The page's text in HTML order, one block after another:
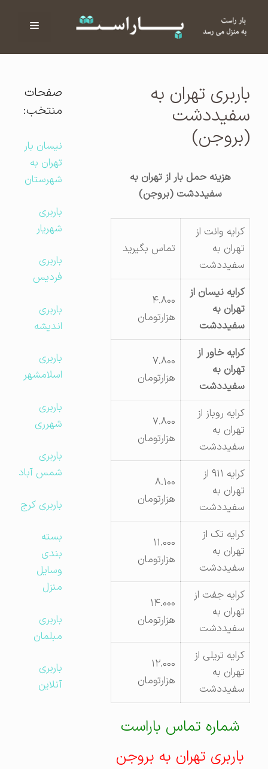
فهرست
باربری تهران به
سفیددشت
(بروجن)
هزینه حمل بار از تهران به
سفیددشت (بروجن)
کرایه وانت از
تهران به
سفیددشت
تماس بگیرید
کرایه نیسان از
تهران به
سفیددشت
۴.۸۰۰
هزارتومان
کرایه خاور از
تهران به
سفیددشت
۷.۸۰۰
هزارتومان
کرایه روباز از
تهران به
سفیددشت
۷.۸۰۰
هزارتومان
کرایه ۹۱۱ از
تهران به
سفیددشت
۸.۱۰۰
هزارتومان
کرایه تک از
تهران به
سفیددشت
۱۱.۰۰۰
هزارتومان
کرایه جفت از
تهران به
سفیددشت
۱۴.۰۰۰
هزارتومان
کرایه تریلی از
تهران به
سفیددشت
۱۲.۰۰۰
هزارتومان
شماره تماس باراست
باربری تهران به بروجن
صفحات
منتخب:
نیسان بار
تهران به
شهرستان
باربری
شهریار
باربری
فردیس
باربری
اندیشه
باربری
اسلامشهر
باربری
شهرری
باربری
شمس آباد
باربری کرج
بسته
بندی
وسایل
منزل
باربری
مبلمان
باربری
آنلاین